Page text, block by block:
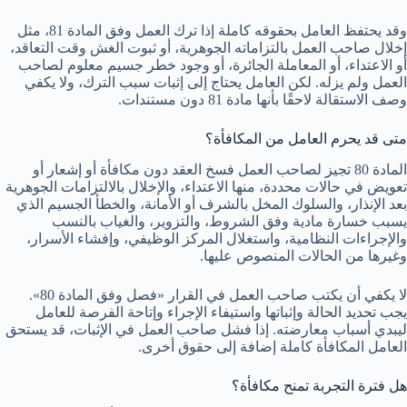
وقد يحتفظ العامل بحقوقه كاملة إذا ترك العمل وفق المادة 81، مثل
إخلال صاحب العمل بالتزاماته الجوهرية، أو ثبوت الغش وقت التعاقد،
أو الاعتداء، أو المعاملة الجائرة، أو وجود خطر جسيم معلوم لصاحب
العمل ولم يزله. لكن العامل يحتاج إلى إثبات سبب الترك، ولا يكفي
وصف الاستقالة لاحقًا بأنها مادة 81 دون مستندات.
متى قد يحرم العامل من المكافأة؟
المادة 80 تجيز لصاحب العمل فسخ العقد دون مكافأة أو إشعار أو
تعويض في حالات محددة، منها الاعتداء، والإخلال بالالتزامات الجوهرية
بعد الإنذار، والسلوك المخل بالشرف أو الأمانة، والخطأ الجسيم الذي
يسبب خسارة مادية وفق الشروط، والتزوير، والغياب بالنسب
والإجراءات النظامية، واستغلال المركز الوظيفي، وإفشاء الأسرار،
وغيرها من الحالات المنصوص عليها.
لا يكفي أن يكتب صاحب العمل في القرار «فصل وفق المادة 80».
يجب تحديد الحالة وإثباتها واستيفاء الإجراء وإتاحة الفرصة للعامل
ليبدي أسباب معارضته. إذا فشل صاحب العمل في الإثبات، قد يستحق
العامل المكافأة كاملة إضافة إلى حقوق أخرى.
هل فترة التجربة تمنح مكافأة؟